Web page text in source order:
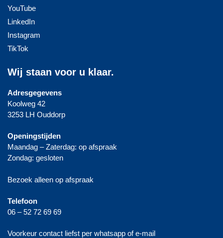
YouTube
LinkedIn
Instagram
TikTok
Wij staan voor u klaar.
Adresgegevens
Koolweg 42
3253 LH Ouddorp
Openingstijden
Maandag – Zaterdag: op afspraak
Zondag: gesloten
Bezoek alleen op afspraak
Telefoon
06 – 52 72 69 69
Voorkeur contact liefst per whatsapp of e-mail